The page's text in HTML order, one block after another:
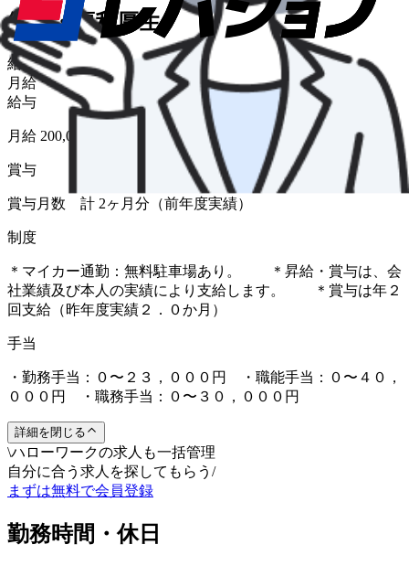
給与・福利厚生
給与形態
月給
給与
月給 200,000円〜
賞与
賞与月数 計 2ヶ月分（前年度実績）
制度
＊マイカー通勤：無料駐車場あり。 ＊昇給・賞与は、会
社業績及び本人の実績により支給します。 ＊賞与は年２
回支給（昨年度実績２．０か月）
手当
・勤務手当：０〜２３，０００円 ・職能手当：０〜４０，
０００円 ・職務手当：０〜３０，０００円
詳細を閉じる
\ハローワークの求人も一括管理
自分に合う求人を探してもらう /
まずは無料で会員登録
勤務時間・休日